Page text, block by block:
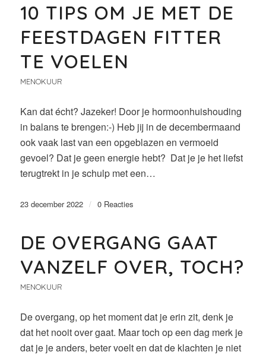
10 TIPS OM JE MET DE
FEESTDAGEN FITTER
TE VOELEN
MENOKUUR
Kan dat écht? Jazeker! Door je hormoonhuishouding
in balans te brengen:-) Heb jij in de decembermaand
ook vaak last van een opgeblazen en vermoeid
gevoel? Dat je geen energie hebt? Dat je je het liefst
terugtrekt in je schulp met een…
23 december 2022 / 0 Reacties
DE OVERGANG GAAT
VANZELF OVER, TOCH?
MENOKUUR
De overgang, op het moment dat je erin zit, denk je
dat het nooit over gaat. Maar toch op een dag merk je
dat je je anders, beter voelt en dat de klachten je niet